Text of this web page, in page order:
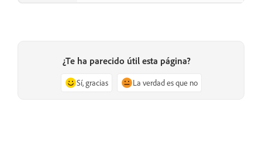
¿Te ha parecido útil esta página?
Sí, gracias La verdad es que no